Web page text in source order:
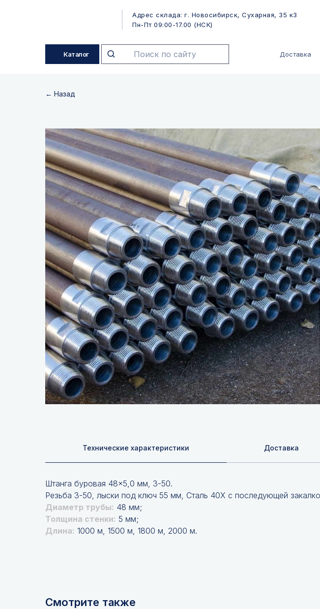
Адрес склада: г. Новосибирск, Сухарная, 35 к3
Пн-Пт 09:00-17.00 (НСК)
Каталог Доставка
← Назад
Технические характеристики Доставка
Штанга буровая 48×5,0 мм, З-50.
Резьба З-50, лыски под ключ 55 мм, Сталь 40Х с последующей
Диаметр трубы: 48 мм;
Толщина стенки: 5 мм;
Длина: 1000 м, 1500 м, 1800 м, 2000 м.
Смотрите также